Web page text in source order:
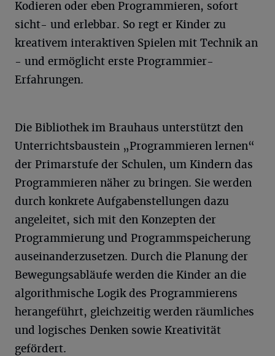
Kodieren oder eben Programmieren, sofort
sicht- und erlebbar. So regt er Kinder zu
kreativem interaktiven Spielen mit Technik an
- und ermöglicht erste Programmier-
Erfahrungen.
Die Bibliothek im Brauhaus unterstützt den
Unterrichtsbaustein „Programmieren lernen“
der Primarstufe der Schulen, um Kindern das
Programmieren näher zu bringen. Sie werden
durch konkrete Aufgabenstellungen dazu
angeleitet, sich mit den Konzepten der
Programmierung und Programmspeicherung
auseinanderzusetzen. Durch die Planung der
Bewegungsabläufe werden die Kinder an die
algorithmische Logik des Programmierens
herangeführt, gleichzeitig werden räumliches
und logisches Denken sowie Kreativität
gefördert.